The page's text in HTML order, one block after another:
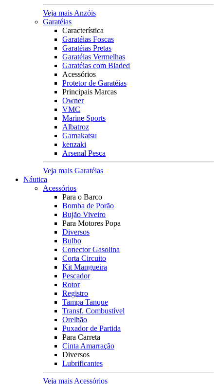
Veja mais Anzóis
Garatéias
Característica
Garatéias Foscas
Garatéias Pretas
Garatéias Vermelhas
Garatéias com Bladed
Acessórios
Protetor de Garatéias
Principais Marcas
Owner
VMC
Marine Sports
Albatroz
Gamakatsu
kenzaki
Arsenal Pesca
Veja mais Garatéias
Náutica
Acessórios
Para o Barco
Bomba de Porão
Bujão Viveiro
Para Motores Popa
Diversos
Bulbo
Conector Gasolina
Corta Circuito
Kit Mangueira
Pescador
Rotor
Registro
Tampa Tanque
Transf. Combustível
Orelhão
Puxador de Partida
Para Carreta
Cinta Amarração
Diversos
Lubrificantes
Veja mais Acessórios